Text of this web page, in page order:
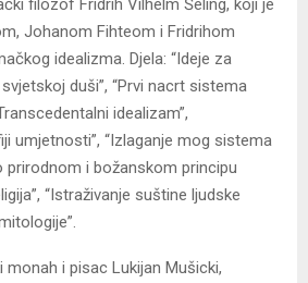
filozof Fridrih Vilhelm Šeling, koji je
Johanom Fihteom i Fridrihom
idealizma. Djela: “Ideje za
duši”, “Prvi nacrt sistema
idealizam”,
umjetnosti”, “Izlaganje mog sistema
prirodnom i božanskom principu
“Istraživanje suštine ljudske
monah i pisac Lukijan Mušicki,